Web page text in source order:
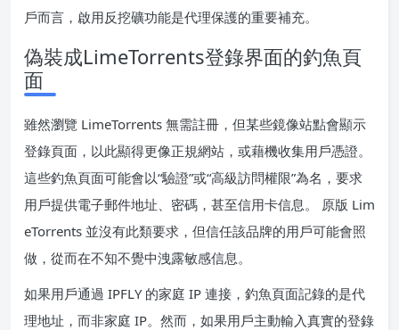
戶而言，啟用反挖礦功能是代理保護的重要補充。
偽裝成LimeTorrents登錄界面的釣魚頁
面
雖然瀏覽 LimeTorrents 無需註冊，但某些鏡像站點會顯示
登錄頁面，以此顯得更像正規網站，或藉機收集用戶憑證。
這些釣魚頁面可能會以“驗證”或“高級訪問權限”為名，要求
用戶提供電子郵件地址、密碼，甚至信用卡信息。 原版 Lim
eTorrents 並沒有此類要求，但信任該品牌的用戶可能會照
做，從而在不知不覺中洩露敏感信息。
如果用戶通過 IPFLY 的家庭 IP 連接，釣魚頁面記錄的是代
理地址，而非家庭 IP。然而，如果用戶主動輸入真實的登錄